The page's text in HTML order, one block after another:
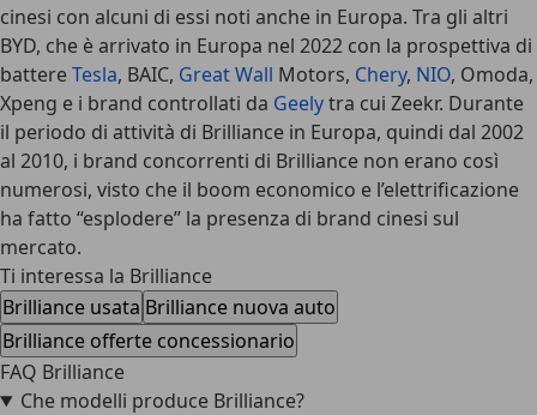
cinesi con alcuni di essi noti anche in Europa. Tra gli altri
BYD, che è arrivato in Europa nel 2022 con la prospettiva di
battereTesla, BAIC, Great Wall Motors, Chery, NIO, Omoda,
Xpeng e i brand controllati da Geelytra cui Zeekr. Durante
il periodo di attività di Brilliance in Europa, quindi dal 2002
al 2010, i brand concorrenti di Brilliance non erano così
numerosi, visto che il boom economico e l’elettrificazione
ha fatto “esplodere” la presenza di brand cinesi sul
mercato.
Ti interessa la Brilliance
Brilliance usata Brilliance nuova auto
Brilliance offerte concessionario
FAQ Brilliance
Che modelli produce Brilliance?